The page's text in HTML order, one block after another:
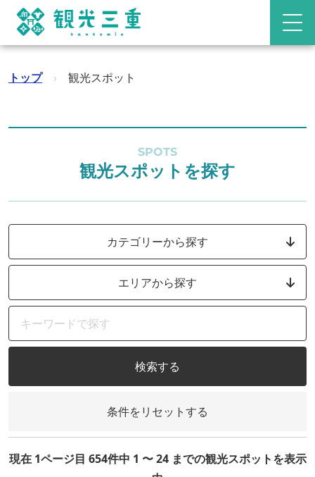
トップ › 観光スポット
SPOTS
観光スポットを探す
カテゴリーから探す
エリアから探す
検索する
条件をリセットする
現在 1ページ目 654件中 1 〜 24 までの観光スポットを表示